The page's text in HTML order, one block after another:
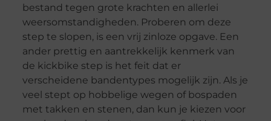
bestand tegen grote krachten en allerlei
weersomstandigheden. Proberen om deze
step te slopen, is een vrij zinloze opgave. Een
ander prettig en aantrekkelijk kenmerk van
de kickbike step is het feit dat er
verscheidene bandentypes mogelijk zijn. Als je
veel stept op hobbelige wegen of bospaden
met takken en stenen, dan kun je kiezen voor